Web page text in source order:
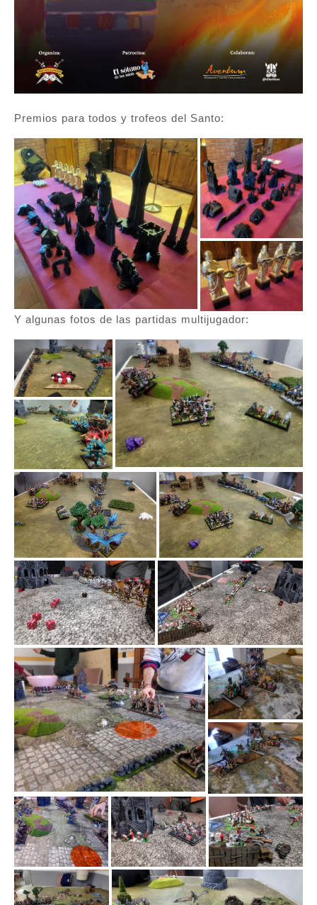
Premios para todos y trofeos del Santo:
Y algunas fotos de las partidas multijugador: